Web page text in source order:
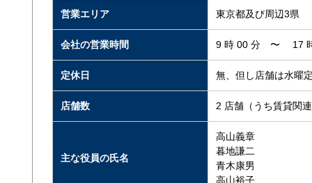
営業エリア 東京都及び周辺3県
会社の営業時間 9 時 00 分 〜 17
定休日 無、但し店舗は水曜
店舗数 2 店舗（うち賃貸関
主な役員の氏名
高山義章
暮地謙二
青木康男
高山裕子